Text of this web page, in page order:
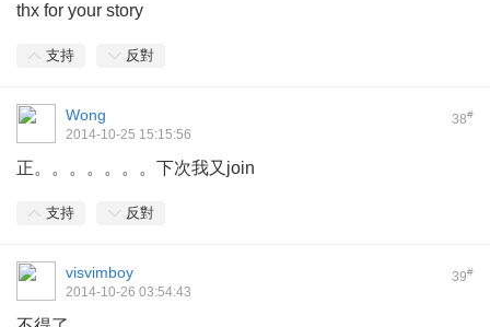
thx for your story
支持 反對
38#
Wong
2014-10-25 15:15:56
正。。。。。。。下次我又join
支持 反對
39#
visvimboy
2014-10-26 03:54:43